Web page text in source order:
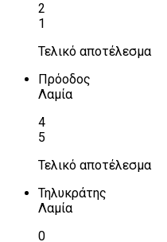
2
1
Τελικό αποτέλεσμα
Πρόοδος
Λαμία
4
5
Τελικό αποτέλεσμα
Τηλυκράτης
Λαμία
0